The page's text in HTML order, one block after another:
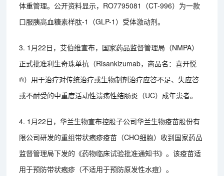
体重管理。公开资料显示，RO7795081（CT-996）为一款
口服胰高血糖素样肽-1（GLP-1）受体激动剂。
3. 1月22日，艾伯维宣布，国家药品监督管理局（NMPA）
正式批准利生奇珠单抗（Risankizumab，商品名：喜开悦
®）用于治疗对传统治疗或生物制剂治疗应答不足、失应答
或不耐受的中重度活动性溃疡性结肠炎（UC）成年患者。
4. 1月22日，华兰生物宣布控股子公司华兰生物疫苗股份有
限公司研发的重组带状疱疹疫苗（CHO细胞）收到国家药品
监督管理局下发的《药物临床试验批准通知书》。该疫苗适
用于预防带状疱疹（不适用于预防原发性水痘）。